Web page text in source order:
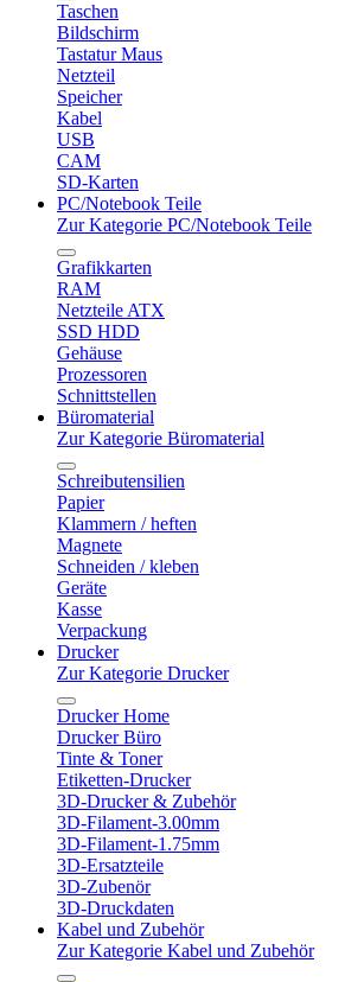
Taschen
Bildschirm
Tastatur Maus
Netzteil
Speicher
Kabel
USB
CAM
SD-Karten
PC/Notebook Teile
Zur Kategorie PC/Notebook Teile
Grafikkarten
RAM
Netzteile ATX
SSD HDD
Gehäuse
Prozessoren
Schnittstellen
Büromaterial
Zur Kategorie Büromaterial
Schreibutensilien
Papier
Klammern / heften
Magnete
Schneiden / kleben
Geräte
Kasse
Verpackung
Drucker
Zur Kategorie Drucker
Drucker Home
Drucker Büro
Tinte & Toner
Etiketten-Drucker
3D-Drucker & Zubehör
3D-Filament-3.00mm
3D-Filament-1.75mm
3D-Ersatzteile
3D-Zubenör
3D-Druckdaten
Kabel und Zubehör
Zur Kategorie Kabel und Zubehör